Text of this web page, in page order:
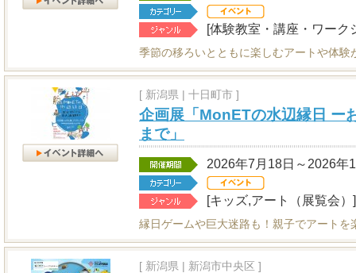
[体験教室・講座・ワーク
季節の移ろいとともに楽しむアートや体験
[ 新潟県 | 十日町市 ]
企画展「MonETの水辺縁日 ー
まで」
2026年7月18日～2026年
[キッズ,アート（展覧会）]
縁日ゲームや巨大迷路も！親子でアートを
[ 新潟県 | 新潟市中央区 ]